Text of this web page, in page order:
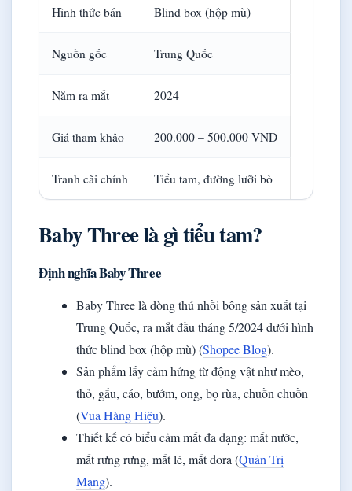
Hình thức bán Blind box (hộp mù)
Nguồn gốc Trung Quốc
Năm ra mắt 2024
Giá tham khảo 200.000 – 500.000 VND
Tranh cãi chính Tiểu tam, đường lưỡi bò
Baby Three là gì tiểu tam?
Định nghĩa Baby Three
Baby Three là dòng thú nhồi bông sản xuất tại
Trung Quốc, ra mắt đầu tháng 5/2024 dưới hình
thức blind box (hộp mù) (Shopee Blog).
Sản phẩm lấy cảm hứng từ động vật như mèo,
thỏ, gấu, cáo, bướm, ong, bọ rùa, chuồn chuồn
(Vua Hàng Hiệu).
Thiết kế có biểu cảm mắt đa dạng: mắt nước,
mắt rưng rưng, mắt lé, mắt dora (Quản Trị
Mạng).